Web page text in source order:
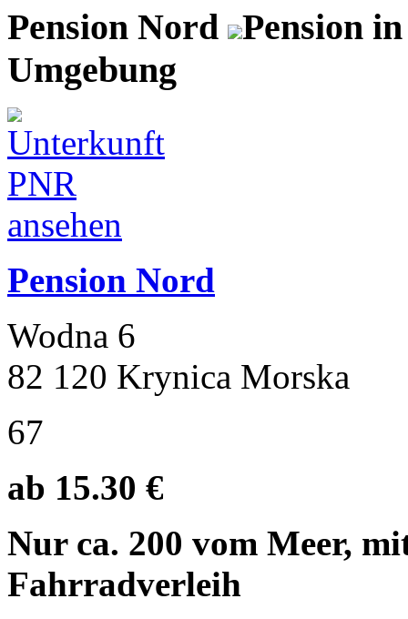
Pension Nord Pension
Umgebung
Pension Nord
Wodna 6
82 120 Krynica Morska
67
ab 15.30 €
Nur ca. 200 vom Meer,
Fahrradverleih